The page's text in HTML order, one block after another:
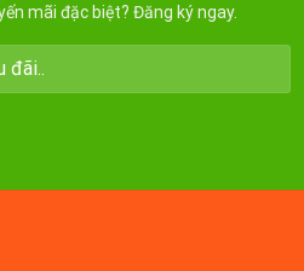
mãi đặc biệt? Đăng ký ngay.